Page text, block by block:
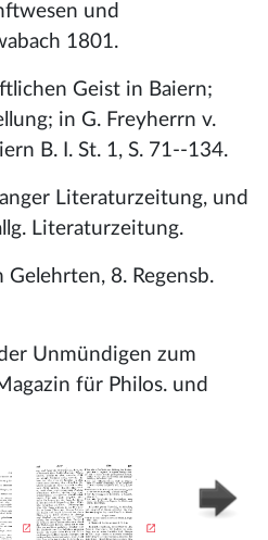
und
1801.
Geist in Baiern;
in G. Freyherrn v.
B. I. St. 1, S. 71--134.
Literaturzeitung, und
Literaturzeitung.
8. Regensb.
Unmündigen zum
für Philos. und